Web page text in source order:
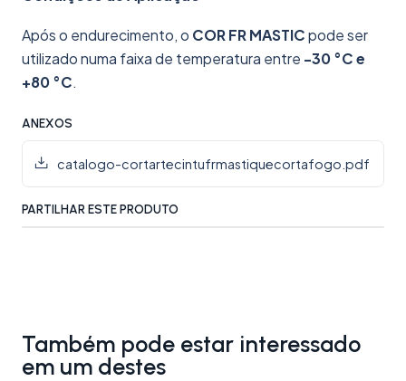
Após o endurecimento, o COR FR MASTICpode ser
utilizado numa faixa de temperatura entre -30 °C e
+80 °C.
ANEXOS
catalogo-cortartecintufrmastiquecortafogo.pdf
PARTILHAR ESTE PRODUTO
Também pode estar interessado
em um destes